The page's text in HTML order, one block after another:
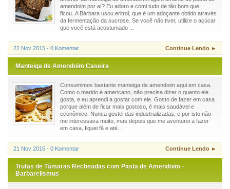
amendoim por aí? Eu adoro e comi tudo de tão bom que
ficou. A Bárbara usou eritrol, que é um adoçante obtido através
da fermentação da sucrose. Se você não tiver, utilize o açúcar
que você está acostumado ...
22 Nov 2015 - 0 Komentar Continue Lendo ►
Manteiga de Amendoim Caseira
Consumimos bastante manteiga de amendoim aqui em casa.
Como o marido é americano, não precisa dizer o quanto ele
gosta, e eu aprendi a gostar com ele. Gosto de fazer em casa
porque além de ficar mais gostoso, é mais saudável e
econômico. Nunca gostei das industrializadas, e por isto não
me interessava muito, mas depois que me aventurei a fazer
em casa, fiquei fã e até...
21 Nov 2015 - 0 Komentar Continue Lendo ►
Trufas de Tâmaras Recheadas com Pasta de Amendoim -
Barbarelismus